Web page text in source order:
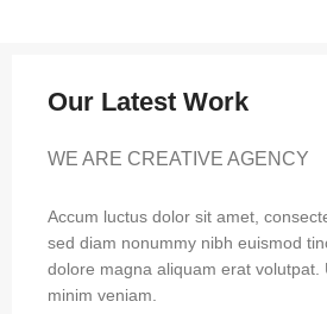
Our Latest Work
WE ARE CREATIVE AGENCY
Accum luctus dolor sit amet,
sed diam nonummy nibh euismod
dolore magna aliquam erat volutpat.
minim veniam.